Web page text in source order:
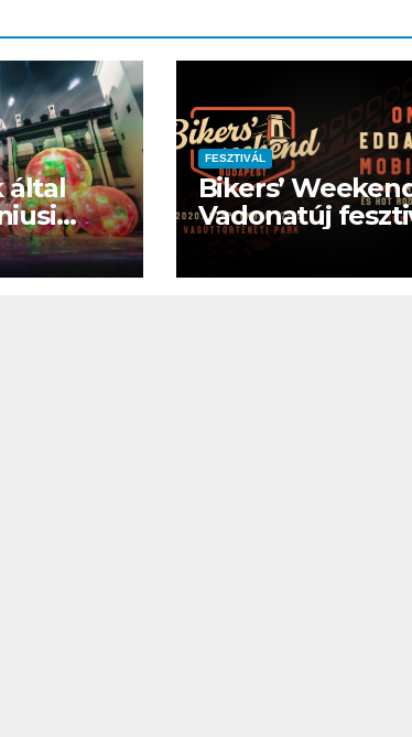
által
FESZTIVÁL
Bikers’
Vadonatúj
Budapesten
AUTÓ-MOTOR
Harley-
Davidson®
Pan America
1250 ST teszt
AUTÓ-MOTOR
BMW